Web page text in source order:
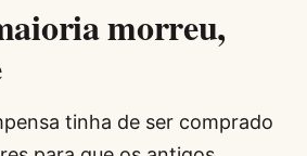
morreu,
tinha de ser comprado